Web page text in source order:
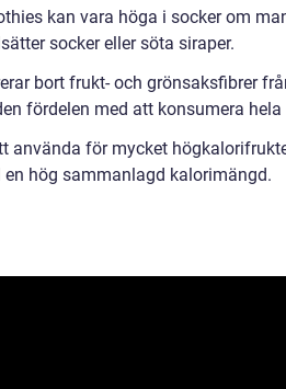
kan vara höga i socker om
socker eller söta siraper.
bort frukt- och grönsaksfibrer
fördelen med att konsumera
använda för mycket
hög sammanlagd kalorimängd.